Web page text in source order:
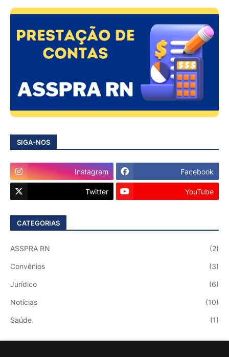
SIGA-NOS
Instagram Facebook
Twitter YouTube
CATEGORIAS
ASSPRA RN (2)
Convênios (3)
Jurídico (6)
Notícias (10)
Saúde (1)